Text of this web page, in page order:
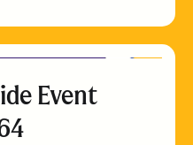
Event